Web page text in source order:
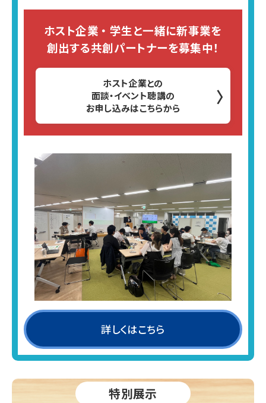
ホスト企業 ・ 学生と一緒に新事業を
創出する共創パートナーを募集中！
ホスト企業との
面談・イベント聴講の
お申し込みはこちらから
〉
詳しくはこちら
特別展示